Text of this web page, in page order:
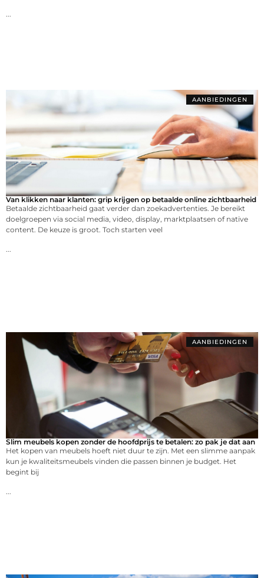
AANBIEDINGEN
Van klikken naar klanten: grip krijgen op betaalde online zichtbaarheid
Betaalde zichtbaarheid gaat verder dan zoekadvertenties. Je bereikt
doelgroepen via social media, video, display, marktplaatsen of native
content. De keuze is groot. Toch starten veel
AANBIEDINGEN
Slim meubels kopen zonder de hoofdprijs te betalen: zo pak je dat aan
Het kopen van meubels hoeft niet duur te zijn. Met een slimme aanpak
kun je kwaliteitsmeubels vinden die passen binnen je budget. Het
begint bij